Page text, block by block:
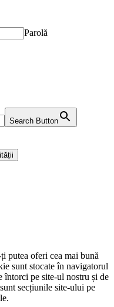
Parolă
Search Button
putea oferi cea mai bună
sunt stocate în navigatorul
întorci pe site-ul nostru și de
secțiunile site-ului pe